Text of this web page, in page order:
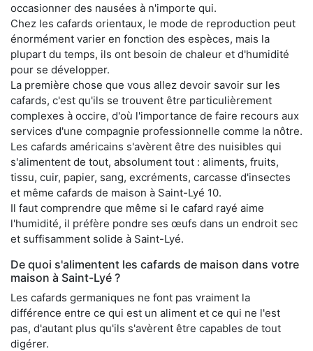
occasionner des nausées à n'importe qui.
Chez les cafards orientaux, le mode de reproduction peut
énormément varier en fonction des espèces, mais la
plupart du temps, ils ont besoin de chaleur et d'humidité
pour se développer.
La première chose que vous allez devoir savoir sur les
cafards, c'est qu'ils se trouvent être particulièrement
complexes à occire, d'où l'importance de faire recours aux
services d'une compagnie professionnelle comme la nôtre.
Les cafards américains s'avèrent être des nuisibles qui
s'alimentent de tout, absolument tout : aliments, fruits,
tissu, cuir, papier, sang, excréments, carcasse d'insectes
et même cafards de maison à Saint-Lyé 10.
Il faut comprendre que même si le cafard rayé aime
l'humidité, il préfère pondre ses œufs dans un endroit sec
et suffisamment solide à Saint-Lyé.
De quoi s'alimentent les cafards de maison dans votre
maison à Saint-Lyé ?
Les cafards germaniques ne font pas vraiment la
différence entre ce qui est un aliment et ce qui ne l'est
pas, d'autant plus qu'ils s'avèrent être capables de tout
digérer.